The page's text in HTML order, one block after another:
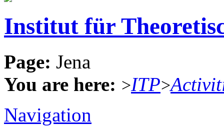
Institut für
Page: Jena
You are here: >ITP>
Navigation